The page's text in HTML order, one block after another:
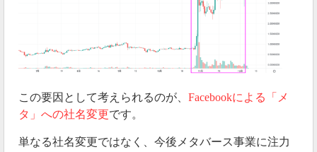
この要因として考えられるのが、 Facebookによる「メ
タ」への社名変更です。
単なる社名変更ではなく、今後メタバース事業に注力